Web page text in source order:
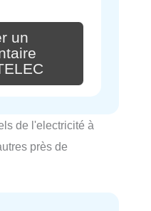
un
de l'electricité à
près de